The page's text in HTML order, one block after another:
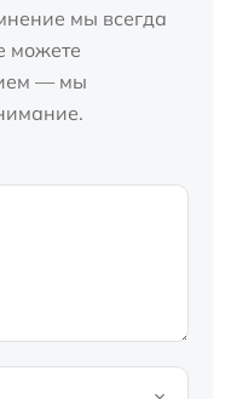
мы всегда
можете
— мы